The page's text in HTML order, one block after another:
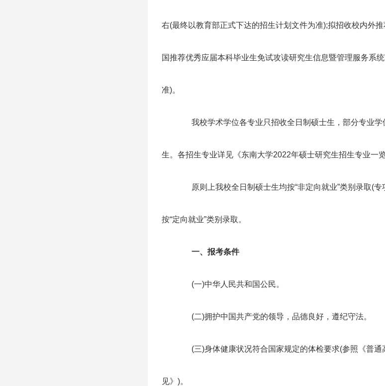
右(最终以教育部正式下达的招生计划文件为准);拟招收校内外
国推荐优秀应届本科毕业生免试攻读研究生信息暨管理服务系
准)。
我校学术学位各专业只招收全日制硕士生，部分专业
生。各招生专业详见《东南大学2022年硕士研究生招生专业一览
原则上我校全日制硕士生均按“非定向就业”类别录取(
按“定向就业”类别录取。
一、报考条件
(一)中华人民共和国公民。
(二)拥护中国共产党的领导，品德良好，遵纪守法。
(三)身体健康状况符合国家规定的体检要求(参照《普
见》)。